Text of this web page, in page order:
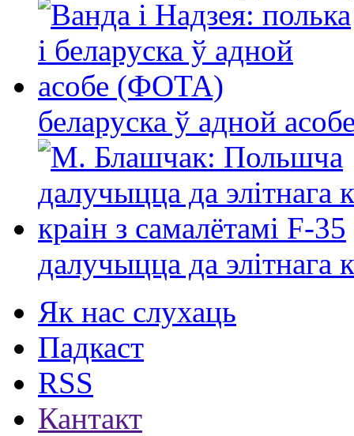
беларуска ў адной
далучыцца да элітнага
Як нас слухаць
Падкаст
RSS
Кантакт